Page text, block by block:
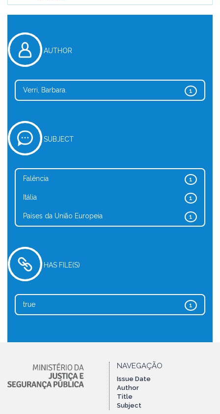
AUTHOR
1
Verri, Barbara.
SUBJECT
1
Falência
1
Itália
1
Países da União Europeia
HAS FILE(S)
1
true
NAVEGAÇÃO
Issue Date
Author
Title
Subject